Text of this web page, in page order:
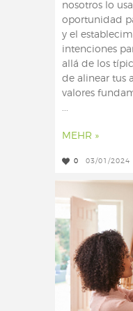
nosotros lo
oportunidad
y el
intenciones
allá de los
de alinear tus
valores
...
MEHR »
0 03/01/2024